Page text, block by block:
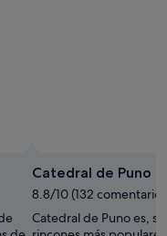
Catedral de Puno
8.8/10 (132
Catedral de Puno es,